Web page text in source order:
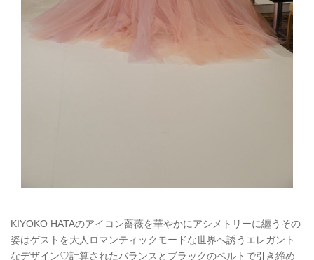
KIYOKO HATAのアイコン薔薇を華やかにアシメトリーに纏うその
姿はゲストを大人ロマンティックモードな世界へ誘うエレガント
なデザイン♡計算されたバランスとブラックのベルトで引き締め